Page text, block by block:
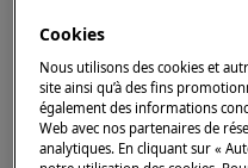
quadrillée.
Cookies
Nous utilisons des cookies et
site ainsi qu’à des fins
également des informations
Web avec nos partenaires de
analytiques. En cliquant sur «